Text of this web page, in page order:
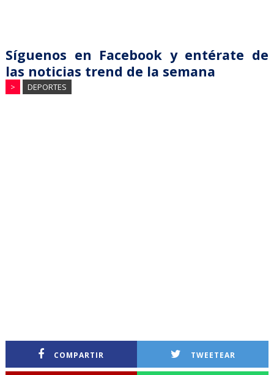
Síguenos en Facebook y entérate de
las noticias trend de la semana
> DEPORTES
COMPARTIR TWEETEAR